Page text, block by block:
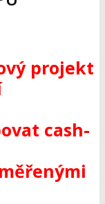
projekt
cash-